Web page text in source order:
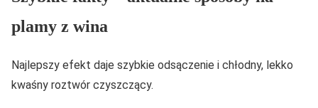
plamy z wina
Najlepszy efekt daje szybkie odsączenie i chłodny, lekko
kwaśny roztwór czyszczący.